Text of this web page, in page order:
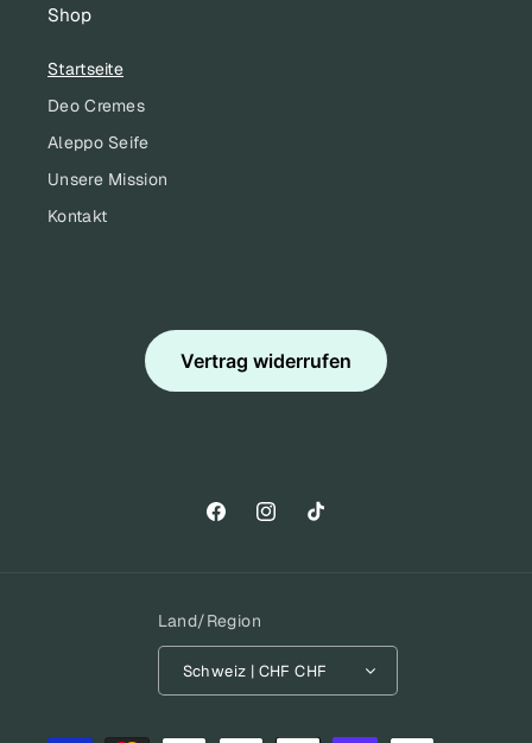
Shop
Startseite
Deo Cremes
Aleppo Seife
Unsere Mission
Kontakt
Vertrag widerrufen
FacebookInstagramTikTok
Land/Region
Schweiz | CHF CHF